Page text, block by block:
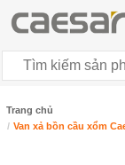
Trang chủ
Van xả bồn cầu xổm